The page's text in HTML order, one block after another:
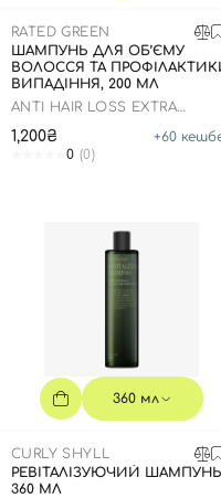
RATED GREEN
ШАМПУНЬ ДЛЯ ОБ’ЄМУ
ВОЛОССЯ ТА
ВИПАДІННЯ, 200 МЛ
ANTI HAIR LOSS EXTRA
1,200₴ +60
0 (0)
360 мл
CURLY SHYLL
РЕВІТАЛІЗУЮЧИЙ
360 МЛ